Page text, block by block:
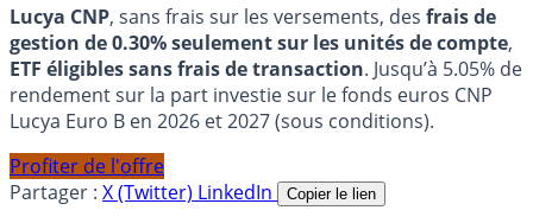
Lucya CNP, sans frais sur les versements, des frais de
gestion de 0.30% seulement sur les unités de compte,
ETF éligibles sans frais de transaction. Jusqu’à 5.05% de
rendement sur la part investie sur le fonds euros CNP
Lucya Euro B en 2026 et 2027 (sous conditions).
Profiter de l'offre
Partager : X (Twitter) LinkedIn Copier le lien